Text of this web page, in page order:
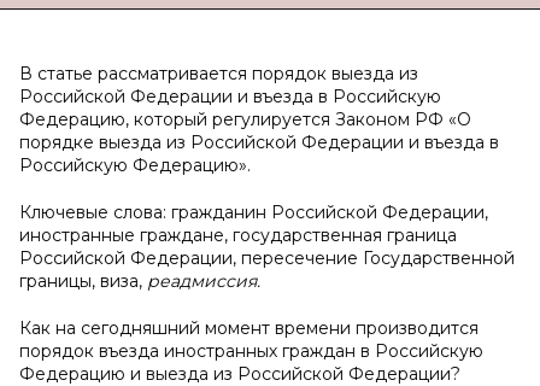
В статье рассматривается порядок выезда из
Российской Федерации и въезда в Российскую
Федерацию, который регулируется Законом РФ «О
порядке выезда из Российской Федерации и въезда в
Российскую Федерацию».
Ключевые слова: гражданин Российской Федерации,
иностранные граждане, государственная граница
Российской Федерации, пересечение Государственной
границы, виза, реадмиссия.
Как на сегодняшний момент времени производится
порядок въезда иностранных граждан в Российскую
Федерацию и выезда из Российской Федерации?